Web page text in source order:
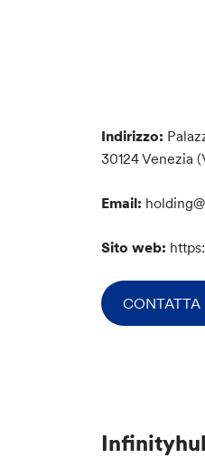
Indirizzo:
30124 Venezia
Email:
Sito web:
CONTATTA